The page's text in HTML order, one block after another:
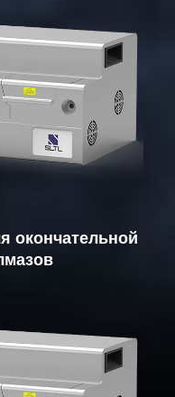
окончательной